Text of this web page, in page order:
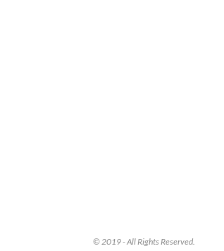
© 2019 - All Rights Reserved.